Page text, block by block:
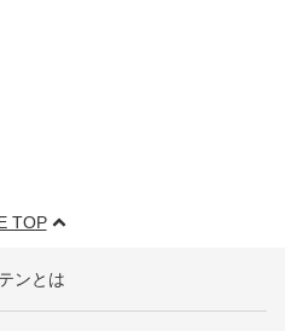
TOP
ンとは